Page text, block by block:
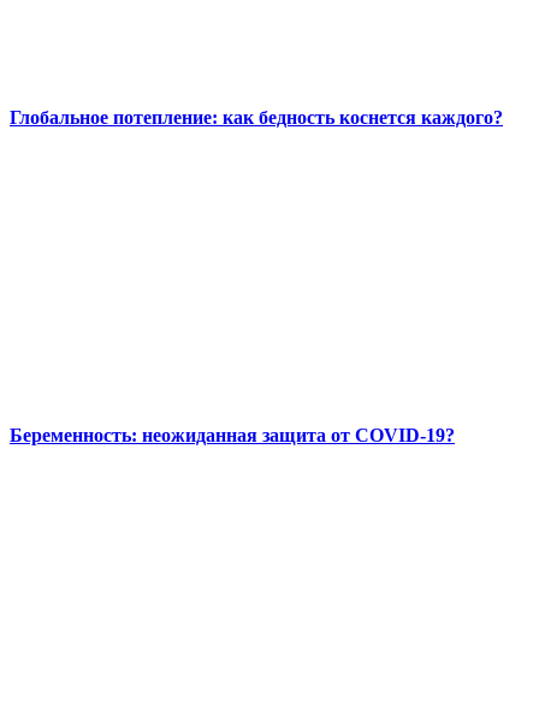
Глобальное потепление: как бедность коснется каждого?
Беременность: неожиданная защита от COVID-19?